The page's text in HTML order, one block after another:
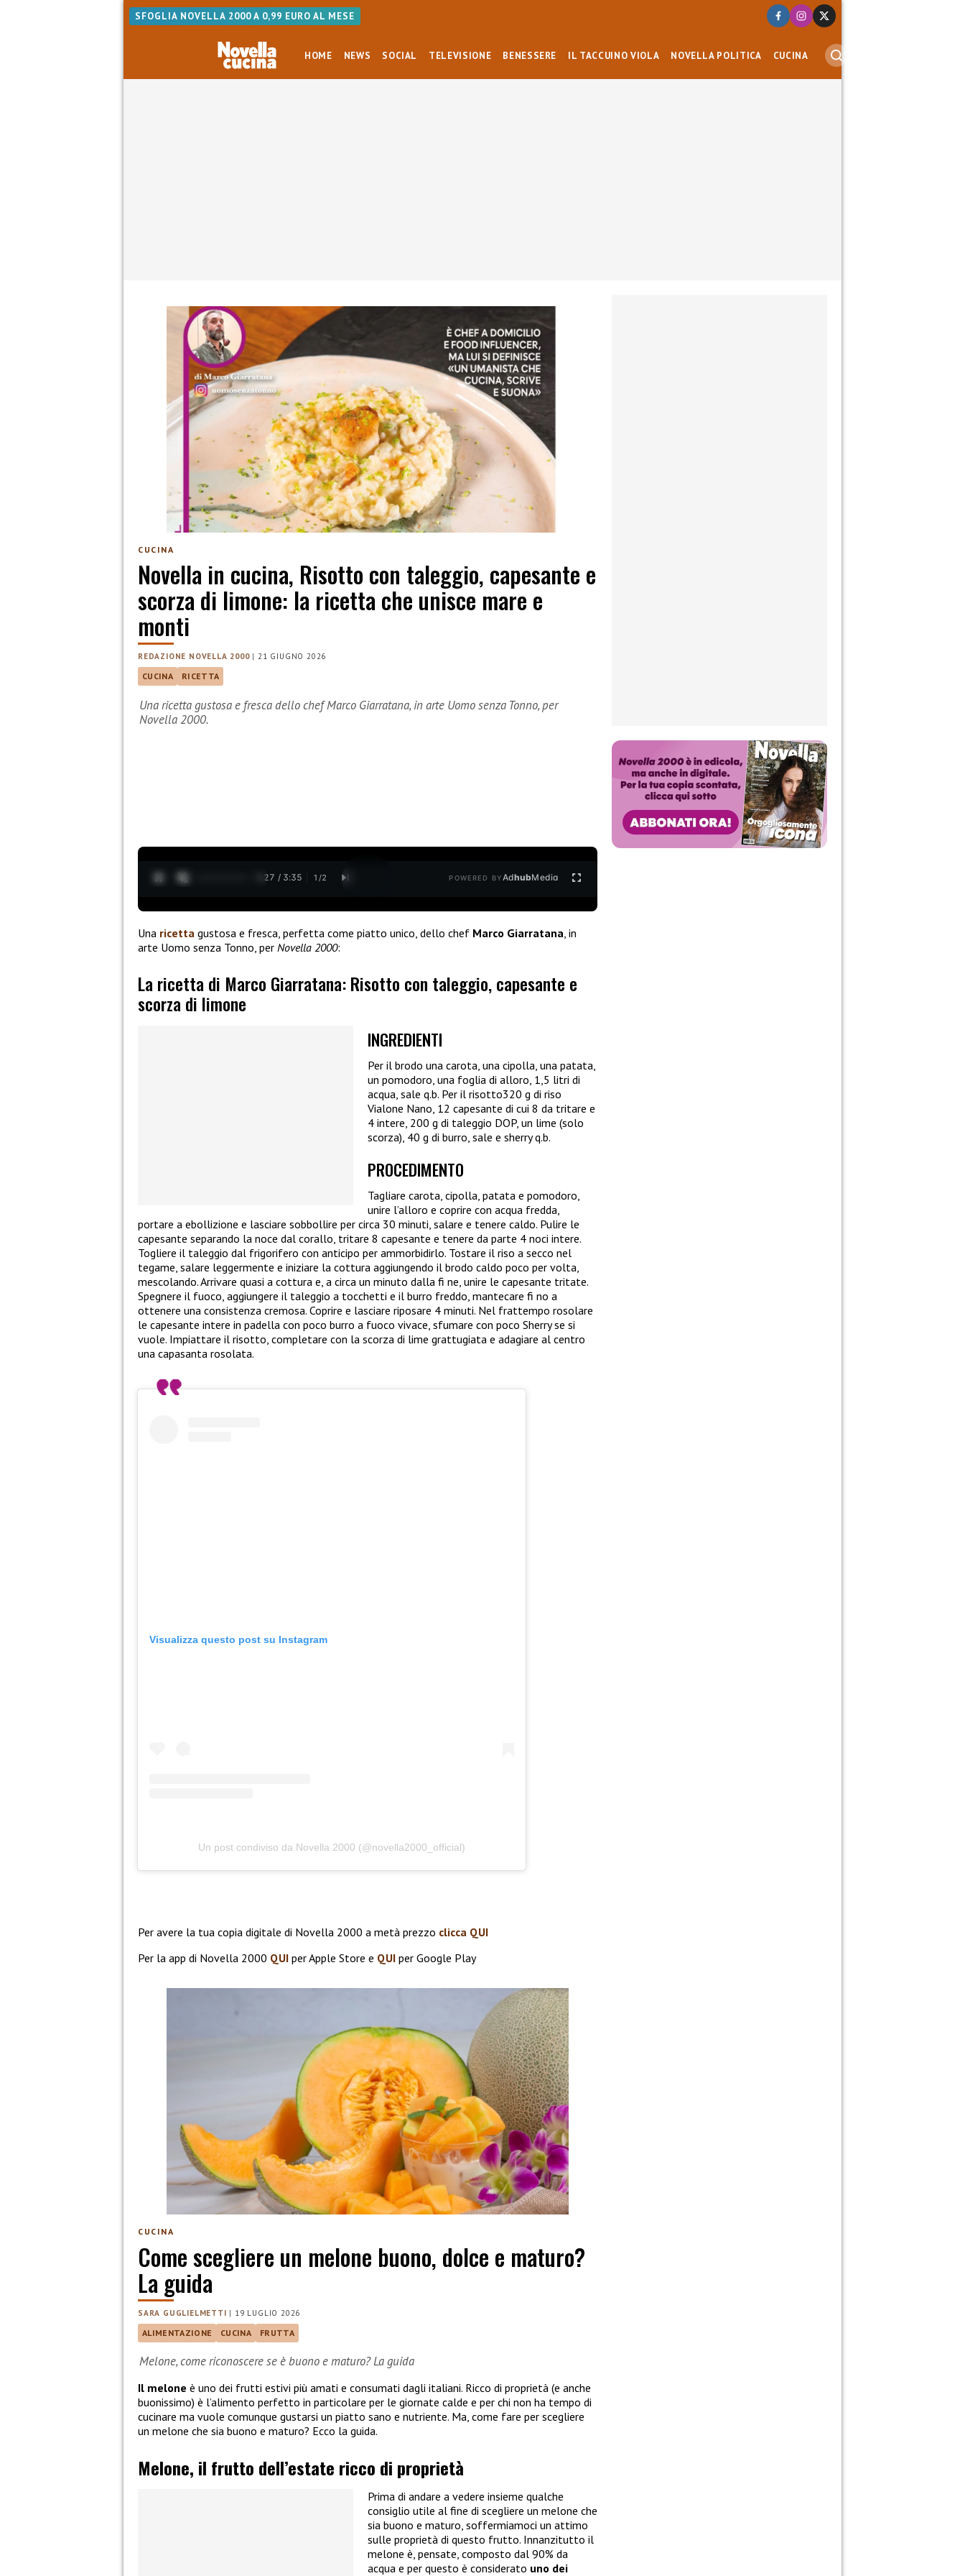
SFOGLIA NOVELLA 2000 A 0,99 EURO AL MESE
HOME NEWS SOCIAL TELEVISIONE BENESSERE IL TACCUINO VIOLA NOVELLA POLITICA CUCINA
CUCINA
Novella in cucina, Risotto con taleggio, capesante e
scorza di limone: la ricetta che unisce mare e
monti
REDAZIONE NOVELLA 2000|21 GIUGNO 2026
CUCINA RICETTA
Una ricetta gustosa e fresca dello chef Marco Giarratana, in arte Uomo senza Tonno, per
Novella 2000.
0:28 / 3:35 1 /2 POWERED BYAdhubMedia
Una ricetta gustosa e fresca, perfetta come piatto unico, dello chef Marco Giarratana , in
arte Uomo senza Tonno, per Novella 2000:
La ricetta di Marco Giarratana: Risotto con taleggio, capesante e
scorza di limone
INGREDIENTI
Per il brodo una carota, una cipolla, una patata,
un pomodoro, una foglia di alloro, 1,5 litri di
acqua, sale q.b. Per il risotto320 g di riso
Vialone Nano, 12 capesante di cui 8 da tritare e
4 intere, 200 g di taleggio DOP, un lime (solo
scorza), 40 g di burro, sale e sherry q.b.
PROCEDIMENTO
Tagliare carota, cipolla, patata e pomodoro,
unire l’alloro e coprire con acqua fredda,
portare a ebollizione e lasciare sobbollire per circa 30 minuti, salare e tenere caldo. Pulire le
capesante separando la noce dal corallo, tritare 8 capesante e tenere da parte 4 noci intere.
Togliere il taleggio dal frigorifero con anticipo per ammorbidirlo. Tostare il riso a secco nel
tegame, salare leggermente e iniziare la cottura aggiungendo il brodo caldo poco per volta,
mescolando. Arrivare quasi a cottura e, a circa un minuto dalla fi ne, unire le capesante tritate.
Spegnere il fuoco, aggiungere il taleggio a tocchetti e il burro freddo, mantecare fi no a
ottenere una consistenza cremosa. Coprire e lasciare riposare 4 minuti. Nel frattempo rosolare
le capesante intere in padella con poco burro a fuoco vivace, sfumare con poco Sherry se si
vuole. Impiattare il risotto, completare con la scorza di lime grattugiata e adagiare al centro
una capasanta rosolata.
Visualizza questo post su Instagram
Un post condiviso da Novella 2000 (@novella2000_official)
Per avere la tua copia digitale di Novella 2000 a metà prezzo clicca QUI
Per la app di Novella 2000 QUI per Apple Store e QUI per Google Play
CUCINA
Come scegliere un melone buono, dolce e maturo?
La guida
SARA GUGLIELMETTI | 19 LUGLIO 2026
ALIMENTAZIONE CUCINA FRUTTA
Melone, come riconoscere se è buono e maturo? La guida
Il melone è uno dei frutti estivi più amati e consumati dagli italiani. Ricco di proprietà (e anche
buonissimo) è l’alimento perfetto in particolare per le giornate calde e per chi non ha tempo di
cucinare ma vuole comunque gustarsi un piatto sano e nutriente. Ma, come fare per scegliere
un melone che sia buono e maturo? Ecco la guida.
Melone, il frutto dell’estate ricco di proprietà
Prima di andare a vedere insieme qualche
consiglio utile al fine di scegliere un melone che
sia buono e maturo, soffermiamoci un attimo
sulle proprietà di questo frutto. Innanzitutto il
melone è, pensate, composto dal 90% da
acqua e per questo è considerato uno dei